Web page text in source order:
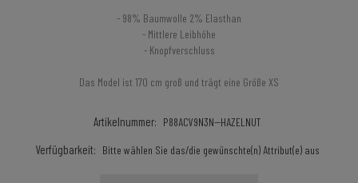
- 98% Baumwolle 2% Elasthan
- Mittlere Leibhöhe
- Knopfverschluss
Das Model ist 170 cm groß und trägt eine Größe XS
Artikelnummer: P88ACV9N3N--HAZELNUT
Verfügbarkeit: Bitte wählen Sie das/die gewünschte(n) Attribut(e) aus